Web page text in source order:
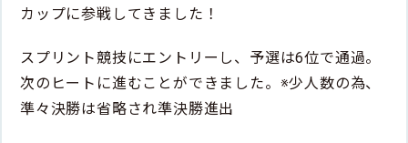
カップに参戦してきました！
スプリント競技にエントリーし、予選は6位で通過。
次のヒートに進むことができました。※少人数の為、
準々決勝は省略され準決勝進出